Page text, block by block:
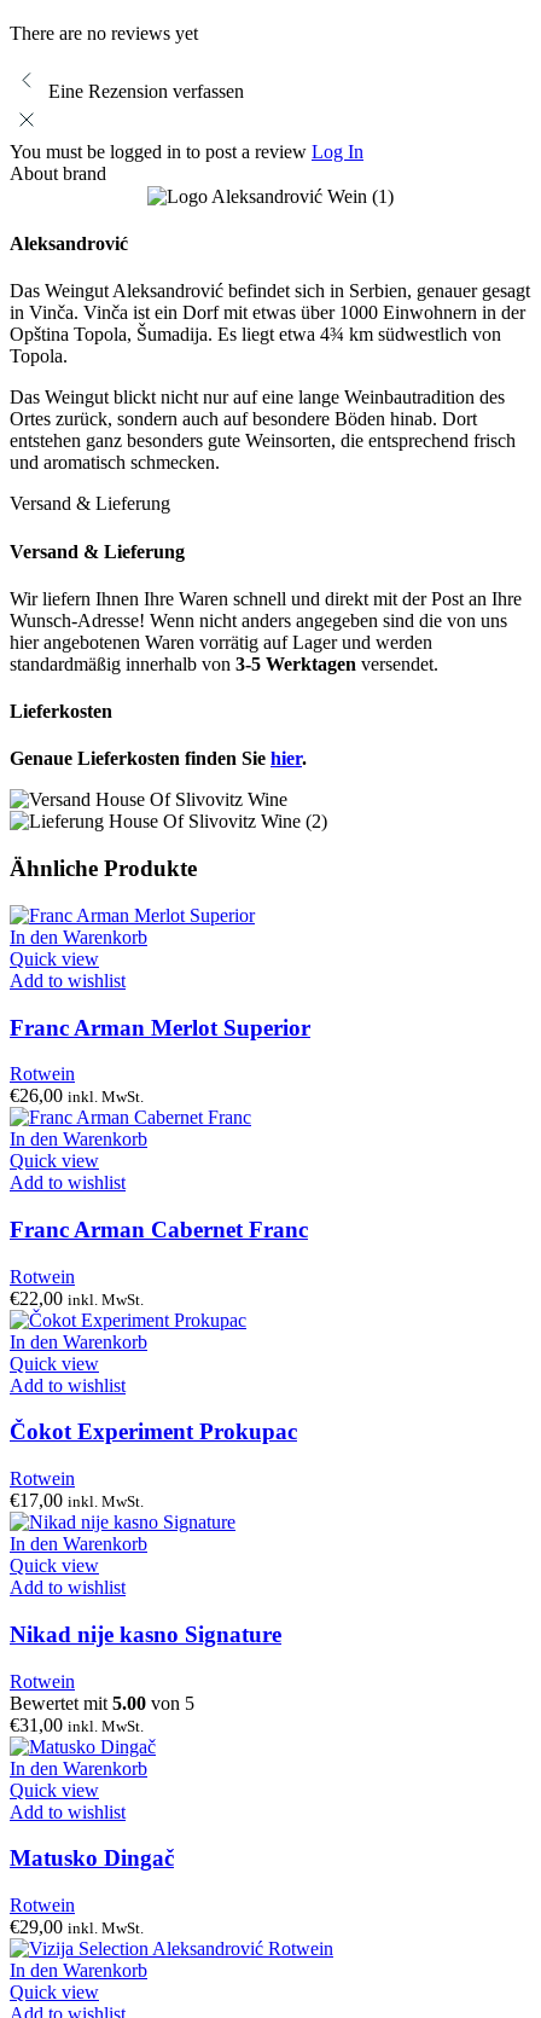
There are no reviews yet
Eine Rezension verfassen
You must be logged in to post a review Log In
About brand
Aleksandrović
Das Weingut Aleksandrović befindet sich in Serbien, genauer gesagt
in Vinča. Vinča ist ein Dorf mit etwas über 1000 Einwohnern in der
Opština Topola, Šumadija. Es liegt etwa 4¾ km südwestlich von
Topola.
Das Weingut blickt nicht nur auf eine lange Weinbautradition des
Ortes zurück, sondern auch auf besondere Böden hinab. Dort
entstehen ganz besonders gute Weinsorten, die entsprechend frisch
und aromatisch schmecken.
Versand & Lieferung
Versand & Lieferung
Wir liefern Ihnen Ihre Waren schnell und direkt mit der Post an Ihre
Wunsch-Adresse! Wenn nicht anders angegeben sind die von uns
hier angebotenen Waren vorrätig auf Lager und werden
standardmäßig innerhalb von 3-5 Werktagen versendet.
Lieferkosten
Genaue Lieferkosten finden Sie hier.
Ähnliche Produkte
In den Warenkorb
Quick view
Add to wishlist
Franc Arman Merlot Superior
Rotwein
€26,00 inkl. MwSt.
In den Warenkorb
Quick view
Add to wishlist
Franc Arman Cabernet Franc
Rotwein
€22,00 inkl. MwSt.
In den Warenkorb
Quick view
Add to wishlist
Čokot Experiment Prokupac
Rotwein
€17,00 inkl. MwSt.
In den Warenkorb
Quick view
Add to wishlist
Nikad nije kasno Signature
Rotwein
Bewertet mit 5.00 von 5
€31,00 inkl. MwSt.
In den Warenkorb
Quick view
Add to wishlist
Matusko Dingač
Rotwein
€29,00 inkl. MwSt.
In den Warenkorb
Quick view
Add to wishlist